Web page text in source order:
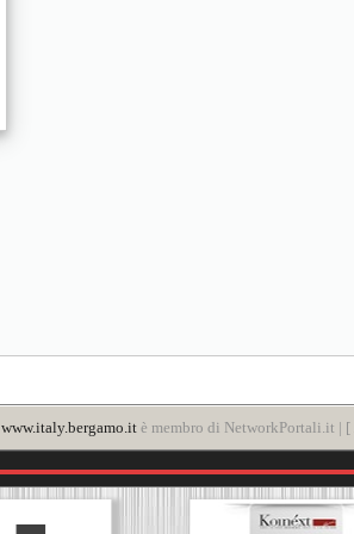
www.italy.bergamo.itè membro di NetworkPortali.it | [